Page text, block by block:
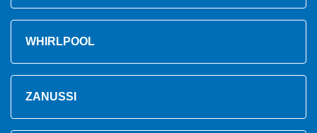
WHIRLPOOL
ZANUSSI